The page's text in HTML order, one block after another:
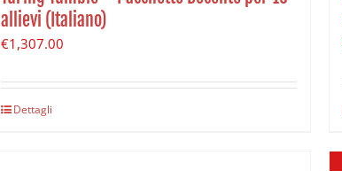
allievi (Italiano)
€1,307.00
Dettagli